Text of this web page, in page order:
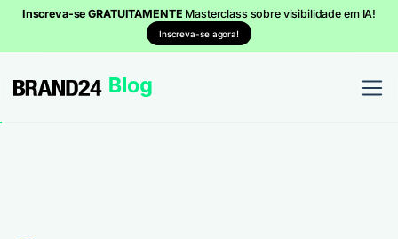
Inscreva-se GRATUITAMENTE Masterclass sobre visibilidade em IA!
Inscreva-se agora!